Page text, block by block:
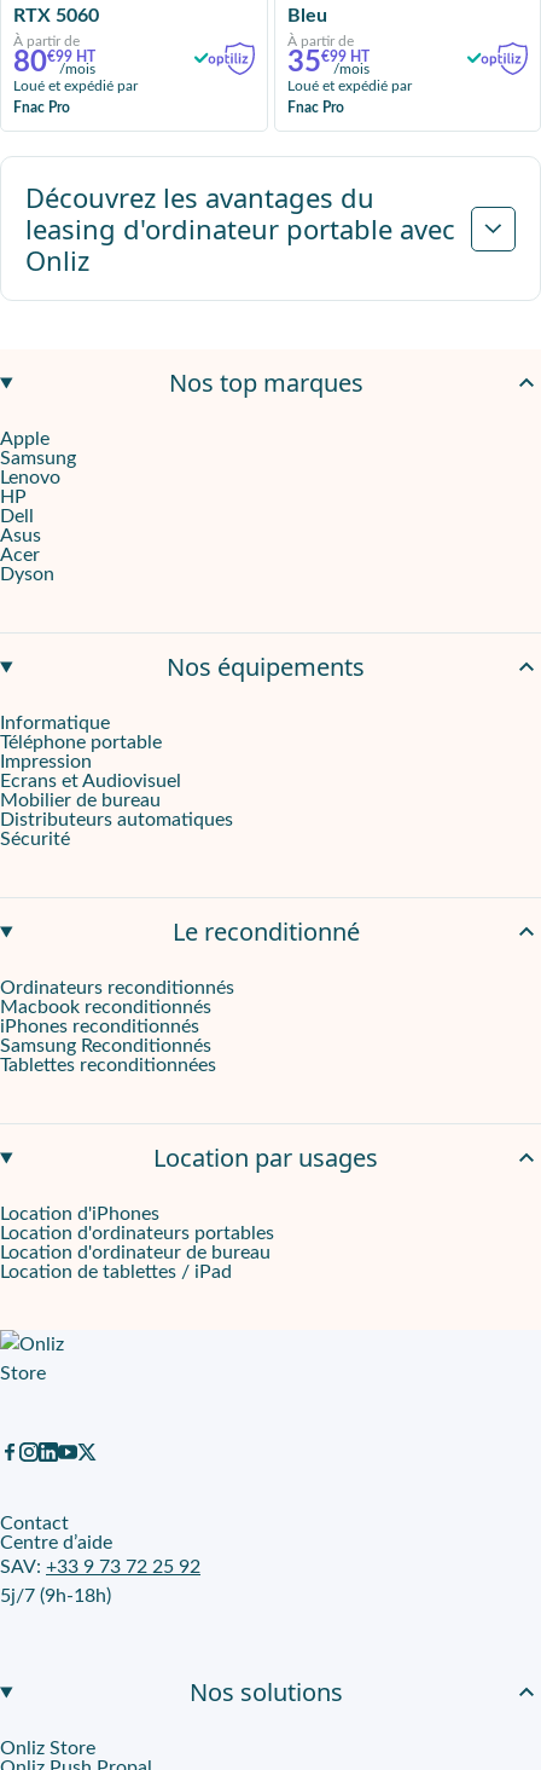
RTX 5060
À partir de
80€99 HT
/mois
Loué et expédié par
Fnac Pro
Bleu
À partir de
35€99 HT
/mois
Loué et expédié par
Fnac Pro
Précédent
Découvrez les avantages du
leasing d'ordinateur portable avec
Onliz
Nos top marques
Apple
Samsung
Lenovo
HP
Dell
Asus
Acer
Dyson
Nos équipements
Informatique
Téléphone portable
Impression
Ecrans et Audiovisuel
Mobilier de bureau
Distributeurs automatiques
Sécurité
Le reconditionné
Ordinateurs reconditionnés
Macbook reconditionnés
iPhones reconditionnés
Samsung Reconditionnés
Tablettes reconditionnées
Location par usages
Location d'iPhones
Location d'ordinateurs portables
Location d'ordinateur de bureau
Location de tablettes / iPad
Contact
Centre d’aide
SAV: +33 9 73 72 25 92
5j/7 (9h-18h)
Nos solutions
Onliz Store